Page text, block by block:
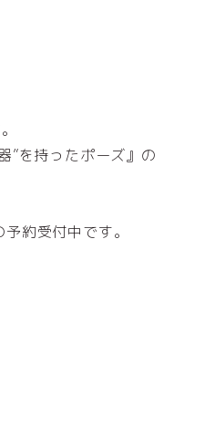
”を持ったポーズ』の
約受付中です。